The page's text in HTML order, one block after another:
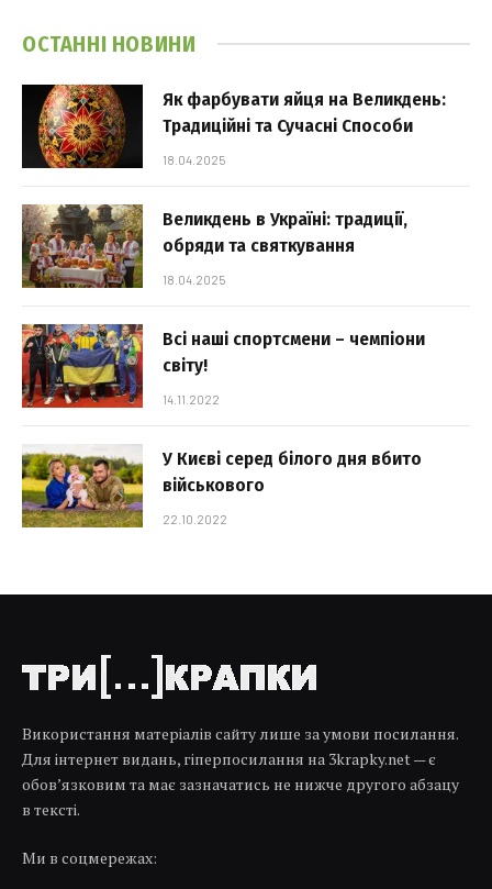
ОСТАННІ НОВИНИ
Як фарбувати яйця на Великдень:
Традиційні та Сучасні Способи
18.04.2025
Великдень в Україні: традиції,
обряди та святкування
18.04.2025
Всі наші спортсмени – чемпіони
світу!
14.11.2022
У Києві серед білого дня вбито
військового
22.10.2022
Використання матеріалів сайту лише за умови посилання.
Для інтернет видань, гіперпосилання на 3krapky.net — є
обов’язковим та має зазначатись не нижче другого абзацу
в тексті.
Ми в соцмережах: